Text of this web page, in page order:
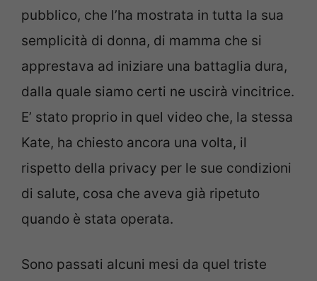
pubblico, che l’ha mostrata in tutta la sua
semplicità di donna, di mamma che si
apprestava ad iniziare una battaglia dura,
dalla quale siamo certi ne uscirà vincitrice.
E’ stato proprio in quel video che, la stessa
Kate, ha chiesto ancora una volta, il
rispetto della privacy per le sue condizioni
di salute, cosa che aveva già ripetuto
quando è stata operata.
Sono passati alcuni mesi da quel triste